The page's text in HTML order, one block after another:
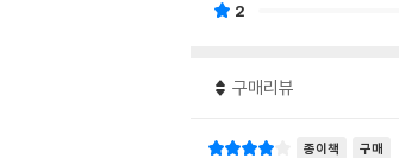
2
구매리뷰
종이책 구매